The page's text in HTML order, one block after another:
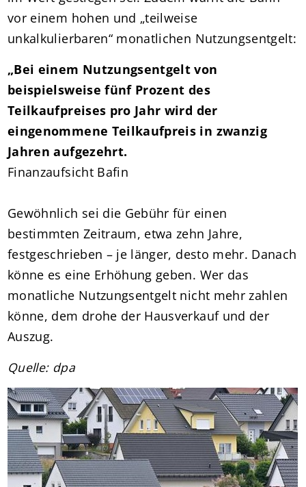
vor einem hohen und „teilweise
unkalkulierbaren“ monatlichen Nutzungsentgelt:
„Bei einem Nutzungsentgelt von
beispielsweise fünf Prozent des
Teilkaufpreises pro Jahr wird der
eingenommene Teilkaufpreis in zwanzig
Jahren aufgezehrt.
Finanzaufsicht Bafin
Gewöhnlich sei die Gebühr für einen
bestimmten Zeitraum, etwa zehn Jahre,
festgeschrieben – je länger, desto mehr. Danach
könne es eine Erhöhung geben. Wer das
monatliche Nutzungsentgelt nicht mehr zahlen
könne, dem drohe der Hausverkauf und der
Auszug.
Quelle: dpa